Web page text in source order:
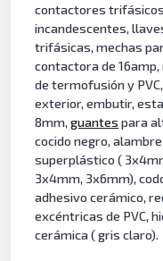
contactores
incandescentes,
trifásicas, mechas
contactora de
de termofusión y
exterior, embutir,
8mm,guantes para
cocido negro,
superplástico (
3x4mm, 3x6mm),
adhesivo cerámico,
excéntricas de PVC,
cerámica ( gris claro).